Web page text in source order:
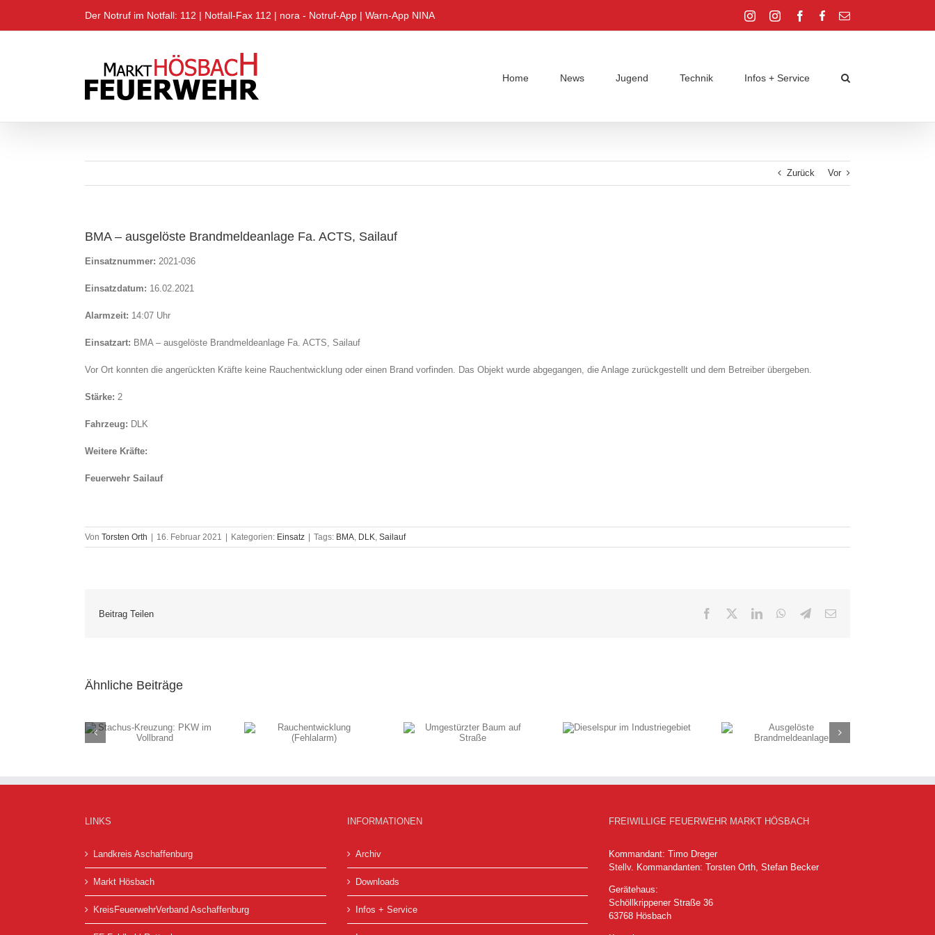
springen
Der Notruf im Notfall: 112 | Notfall-Fax 112 | nora - Notruf-App | Warn-App NINA Instagram
Instagram Facebook
Facebook
E-
Home News Jugend Technik Infos + Service
Zurück Vor
BMA – ausgelöste Brandmeldeanlage Fa. ACTS, Sailauf
Einsatznummer: 2021-036
Einsatzdatum: 16.02.2021
Alarmzeit: 14:07 Uhr
Einsatzart: BMA – ausgelöste Brandmeldeanlage Fa. ACTS, Sailauf
Vor Ort konnten die angerückten Kräfte keine Rauchentwicklung oder einen Brand vorfinden. Das Objekt wurde abgegangen, die Anlage zurückgestellt und dem Betreiber übergeben.
Stärke: 2
Fahrzeug: DLK
Weitere Kräfte:
Feuerwehr Sailauf
Von Torsten Orth 16. Februar 2021 Kategorien: Einsatz Tags: BMA, DLK, Sailauf
Beitrag Teilen Facebook LinkedInWhatsApp
Telegram
E-
Ähnliche Beiträge
Rauchentwicklung
Umgestürzter Baum auf
Dieselspur im
LINKS
Landkreis Aschaffenburg
Markt Hösbach
KreisFeuerwehrVerband Aschaffenburg
INFORMATIONEN
Archiv
Downloads
Infos + Service
FREIWILLIGE FEUERWEHR MARKT HÖSBACH
Kommandant: Timo Dreger
Stellv. Kommandanten: Torsten Orth, Stefan Becker
Gerätehaus:
Schöllkrippener Straße 36
63768 Hösbach